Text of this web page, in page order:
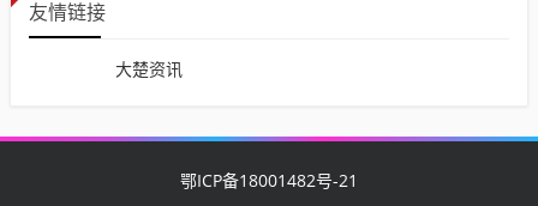
友情链接
大楚资讯
鄂ICP备18001482号-21